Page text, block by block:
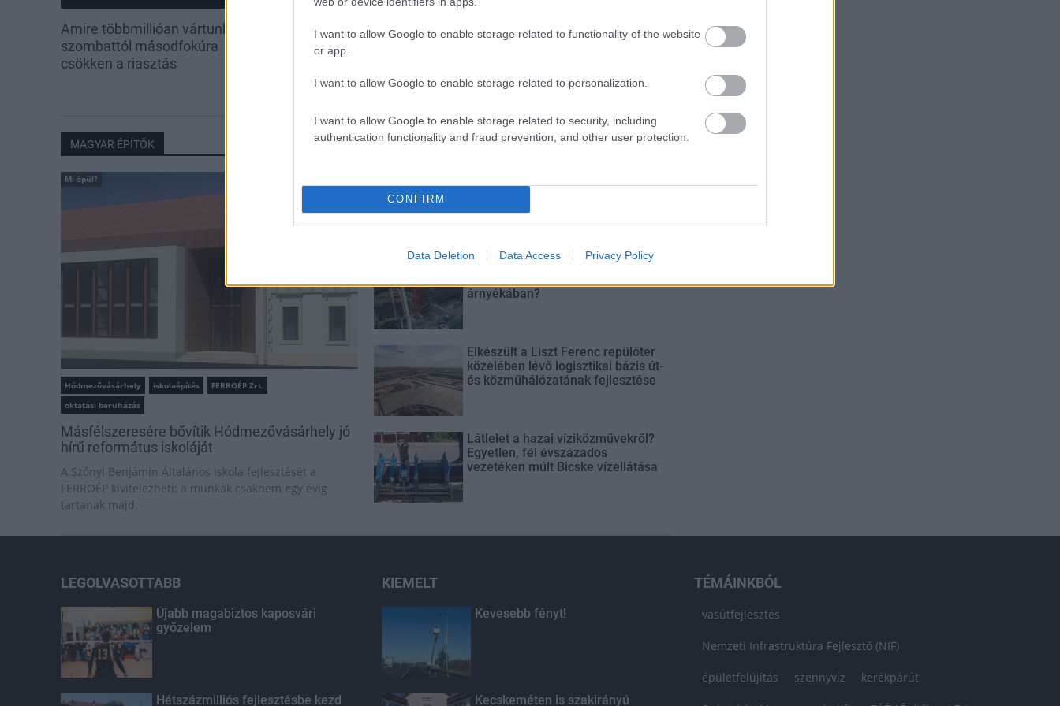
I want to allow Google to enable storage related to functionality of the website
or app.
I want to allow Google to enable storage related to personalization.
I want to allow Google to enable storage related to security, including
authentication functionality and fraud prevention, and other user protection.
CONFIRM
Data Deletion Data Access Privacy Policy
Amire többmillióan vártunk:
szombattól másodfokúra
csökken a riasztás
Kevesebb fényt!
Kecskeméten is szakirányú
MAGYAR ÉPÍTŐK
Mi épül?
Hódmezővásárhely iskolaépítés
FERROÉP Zrt.
oktatási beruházás
Másfélszeresére bővítik Hódmezővásárhely jó
hírű református iskoláját
A Szőnyi Benjámin Általános Iskola fejlesztését a
FERROÉP kivitelezheti; a munkák csaknem egy évig
tartanak majd.
be a Flórián téri felüljárón
Paks II.: Mit jelent az 5. blokk új
árnyékában?
Elkészült a Liszt Ferenc repülőtér
közelében lévő logisztikai bázis út-
és közműhálózatának fejlesztése
Látlelet a hazai víziközművekről?
Egyetlen, fél évszázados
vezetéken múlt Bicske vízellátása
LEGOLVASOTTABB
Újabb magabiztos kaposvári
győzelem
Hétszázmilliós fejlesztésbe kezd
KIEMELT
Kevesebb fényt!
Kecskeméten is szakirányú
TÉMÁINKBÓL
vasútfejlesztés
Nemzeti Infrastruktúra Fejlesztő (NIF)
épületfelújítás szennyvíz kerékpárút